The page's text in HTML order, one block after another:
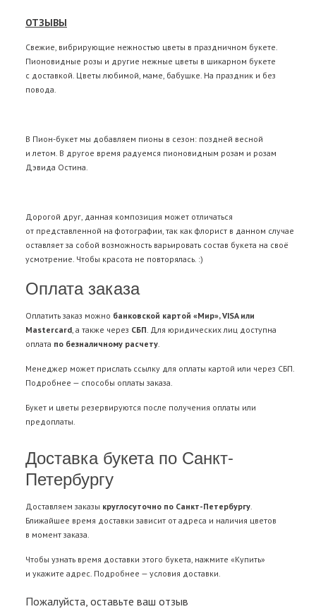
ОТЗЫВЫ
Свежие, вибрирующие нежностью цветы в праздничном букете.
Пионовидные розы и другие нежные цветы в шикарном букете
с доставкой. Цветы любимой, маме, бабушке. На праздник и без
повода.
В Пион-букет мы добавляем пионы в сезон: поздней весной
и летом. В другое время радуемся пионовидным розам и розам
Дэвида Остина.
Дорогой друг, данная композиция может отличаться
от представленной на фотографии, так как флорист в данном случае
оставляет за собой возможность варьировать состав букета на своё
усмотрение. Чтобы красота не повторялась. :)
Оплата заказа
Оплатить заказ можно банковской картой «Мир», VISA или
Mastercard, а также через СБП. Для юридических лиц доступна
оплата по безналичному расчету.
Менеджер может прислать ссылку для оплаты картой или через СБП.
Подробнее — способы оплаты заказа.
Букет и цветы резервируются после получения оплаты или
предоплаты.
Доставка букета по Санкт-
Петербургу
Доставляем заказы круглосуточно по Санкт-Петербургу.
Ближайшее время доставки зависит от адреса и наличия цветов
в момент заказа.
Чтобы узнать время доставки этого букета, нажмите «Купить»
и укажите адрес. Подробнее — условия доставки.
Пожалуйста, оставьте ваш отзыв